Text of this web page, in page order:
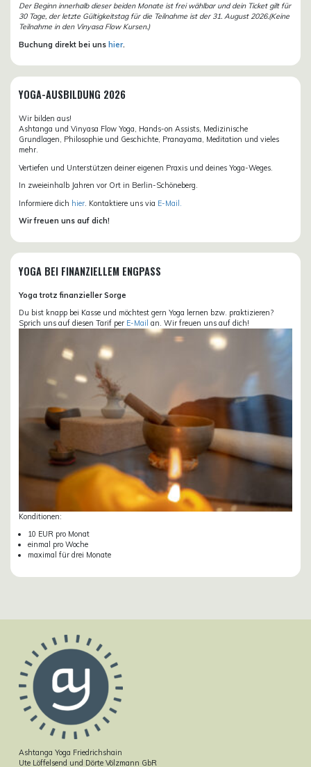
Der Beginn innerhalb dieser beiden Monate ist frei wählbar und dein Ticket gilt für
30 Tage, der letzte Gültigkeitstag für die Teilnahme ist der 31. August 2026.(Keine
Teilnahme in den Vinyasa Flow Kursen.)
Buchung direkt bei uns hier.
YOGA-AUSBILDUNG 2026
Wir bilden aus!
Ashtanga und Vinyasa Flow Yoga, Hands-on Assists, Medizinische
Grundlagen, Philosophie und Geschichte, Pranayama, Meditation und vieles
mehr.
Vertiefen und Unterstützen deiner eigenen Praxis und deines Yoga-Weges.
In zweieinhalb Jahren vor Ort in Berlin-Schöneberg.
Informiere dich hier . Kontaktiere uns via E-Mail.
Wir freuen uns auf dich!
YOGA BEI FINANZIELLEM ENGPASS
Yoga trotz finanzieller Sorge
Du bist knapp bei Kasse und möchtest gern Yoga lernen bzw. praktizieren?
Sprich uns auf diesen Tarif per E-Mail an. Wir freuen uns auf dich!
Konditionen:
10 EUR pro Monat
einmal pro Woche
maximal für drei Monate
Ashtanga Yoga Friedrichshain
Ute Löffelsend und Dörte Völzmann GbR